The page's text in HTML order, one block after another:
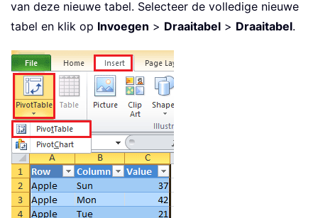
van deze nieuwe tabel. Selecteer de volledige nieuwe
tabel en klik op Invoegen > Draaitabel > Draaitabel.